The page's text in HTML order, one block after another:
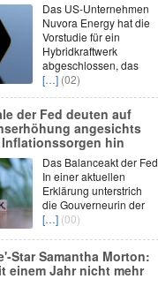
Das US-Unternehmen
Nuvora Energy hat die
Vorstudie für ein
Hybridkraftwerk
abgeschlossen, das
[…] (02)
der Fed deuten auf
angesichts
hin
Das Balanceakt der Fed
In einer aktuellen
Erklärung unterstrich
die Gouverneurin der
[…] (00)
Star Samantha Morton:
einem Jahr nicht mehr